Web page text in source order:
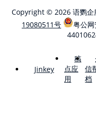
Copyright © 2026 语鹦企
19080511号
粤公
Jinkey
稿
点应
用
信
档